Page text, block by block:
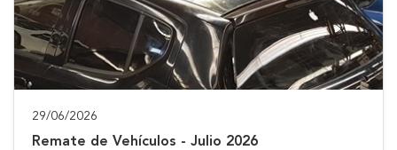
29/06/2026
Remate de Vehículos - Julio 2026